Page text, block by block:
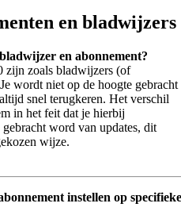
en bladwijzers
en abonnement?
zoals bladwijzers (of
wordt niet op de hoogte gebracht
snel terugkeren. Het verschil
in het feit dat je hierbij
word van updates, dit
wijze.
instellen op specifieke